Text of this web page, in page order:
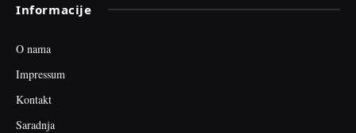
Informacije
O nama
Impressum
Kontakt
Saradnja